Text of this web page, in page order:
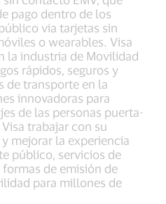
pago dentro de los
via tarjetas sin
o wearables. Visa
la industria de Movilidad
rápidos, seguros y
de transporte en la
innovadoras para
de las personas puerta-
trabajar con su
mejorar la experiencia
público, servicios de
de emisión de
para millones de